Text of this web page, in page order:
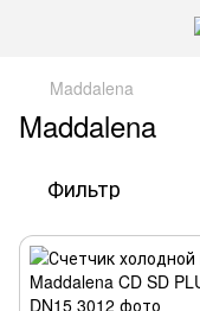
Maddalena
Maddalena
Фильтр